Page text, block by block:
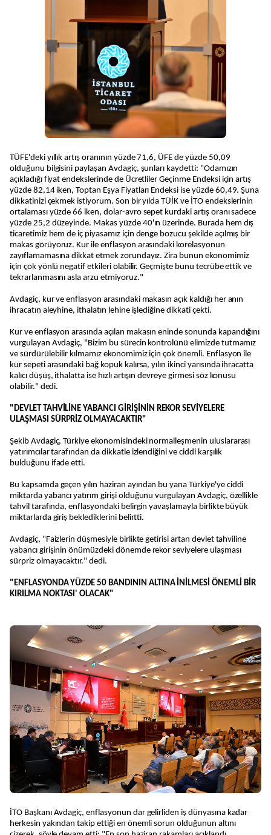
TÜFE'deki yıllık artış oranının yüzde 71,6, ÜFE de yüzde 50,09
olduğunu bilgisini paylaşan Avdagiç, şunları kaydetti: "Odamızın
açıkladığı fiyat endekslerinde de Ücretliler Geçinme Endeksi için artış
yüzde 82,14 iken, Toptan Eşya Fiyatları Endeksi ise yüzde 60,49. Şuna
dikkatinizi çekmek istiyorum. Son bir yılda TÜİK ve İTO endekslerinin
ortalaması yüzde 66 iken, dolar-avro sepet kurdaki artış oranı sadece
yüzde 25,2 düzeyinde. Makas yüzde 40'ın üzerinde. Burada hem dış
ticaretimiz hem de iç piyasamız için denge bozucu şekilde açılmış bir
makas görüyoruz. Kur ile enflasyon arasındaki korelasyonun
zayıflamamasına dikkat etmek zorundayız. Zira bunun ekonomimiz
için çok yönlü negatif etkileri olabilir. Geçmişte bunu tecrübe ettik ve
tekrarlanmasını asla arzu etmiyoruz."
Avdagiç, kur ve enflasyon arasındaki makasın açık kaldığı her anın
ihracatın aleyhine, ithalatın lehine işlediğine dikkati çekti.
Kur ve enflasyon arasında açılan makasın eninde sonunda kapandığını
vurgulayan Avdagiç, "Bizim bu sürecin kontrolünü elimizde tutmamız
ve sürdürülebilir kılmamız ekonomimiz için çok önemli. Enflasyon ile
kur sepeti arasındaki bağ kopuk kalırsa, yılın ikinci yarısında ihracatta
kalıcı düşüş, ithalatta ise hızlı artışın devreye girmesi söz konusu
olabilir." dedi.
"DEVLET TAHVİLİNE YABANCI GİRİŞİNİN REKOR SEVİYELERE
ULAŞMASI SÜRPRİZ OLMAYACAKTIR"
Şekib Avdagiç, Türkiye ekonomisindeki normalleşmenin uluslararası
yatırımcılar tarafından da dikkatle izlendiğini ve ciddi karşılık
bulduğunu ifade etti.
Bu kapsamda geçen yılın haziran ayından bu yana Türkiye'ye ciddi
miktarda yabancı yatırım girişi olduğunu vurgulayan Avdagiç, özellikle
tahvil tarafında, enflasyondaki belirgin yavaşlamayla birlikte büyük
miktarlarda giriş beklediklerini belirtti.
Avdagiç, "Faizlerin düşmesiyle birlikte getirisi artan devlet tahviline
yabancı girişinin önümüzdeki dönemde rekor seviyelere ulaşması
sürpriz olmayacaktır." dedi.
"ENFLASYONDA YÜZDE 50 BANDININ ALTINA İNİLMESİ ÖNEMLİ BİR
KIRILMA NOKTASI' OLACAK"
İTO Başkanı Avdagiç, enflasyonun dar gelirliden iş dünyasına kadar
herkesin yakından takip ettiği en önemli sorun olduğunun altını